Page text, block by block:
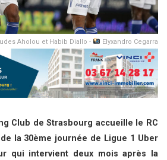
Aholou et Habib Diallo - Elyxandro Cegarra
Club de Strasbourg accueille le RC
la 30ème journée de Ligue 1 Uber
qui intervient deux mois après la